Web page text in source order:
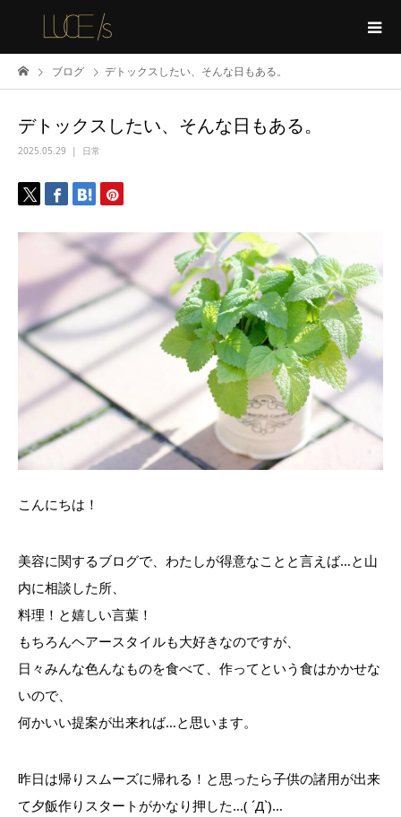
ブログ デトックスしたい、そんな日もある。
デトックスしたい、そんな日もある。
2025.05.29 日常
こんにちは！
美容に関するブログで、わたしが得意なことと言えば…と山
内に相談した所、
料理！と嬉しい言葉！
もちろんヘアースタイルも大好きなのですが、
日々みんな色んなものを食べて、作ってという食はかかせな
いので、
何かいい提案が出来れば…と思います。
昨日は帰りスムーズに帰れる！と思ったら子供の諸用が出来
て夕飯作りスタートがかなり押した…( ´Д`)…